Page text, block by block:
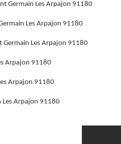
Germain Les Arpajon 91180
Les Arpajon 91180
Germain Les Arpajon 91180
Arpajon 91180
Arpajon 91180
Les Arpajon 91180